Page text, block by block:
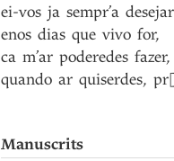
ei-vos ja sempr’a desejar
enos dias que vivo for,
ca m’ar poderedes fazer,
quando ar quiserdes,
Manuscrits